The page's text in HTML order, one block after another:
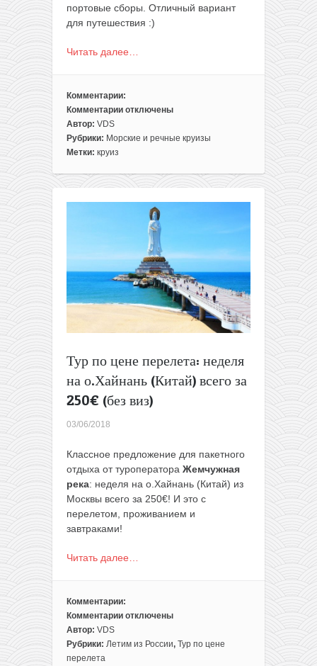
портовые сборы. Отличный вариант
для путешествия :)
Читать далее…
Комментарии:
Комментарии
к
записи
15/18-
круиз
2019
всего
436€/531€
отключены
Автор: VDS
Рубрики: Морские и речные круизы
Метки: круиз
Тур по цене перелета: неделя
на о.Хайнань (Китай) всего за
250€ (без виз)
03/06/2018
Классное предложение для пакетного
отдыха от туроператора Жемчужная
река: неделя на о.Хайнань (Китай) из
Москвы всего за 250€! И это с
перелетом, проживанием и
завтраками!
Читать далее…
Комментарии:
Комментарии
к
записи
Тур
отключены
Автор: VDS
Рубрики: Летим из России, Тур по цене
перелета